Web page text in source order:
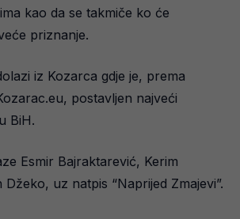
kao da se takmiče ko će
priznanje.
iz Kozarca gdje je, prema
postavljen najveći
BiH.
Esmir Bajraktarević, Kerim
Džeko, uz natpis “Naprijed Zmajevi”.